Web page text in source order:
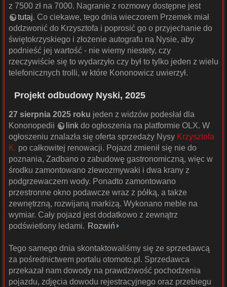
z 7500 zł na 7000. Nagranie z rozmowy dostępne jest
tutaj. Co ciekawe, tego dnia wieczorem Przemek miał
oddzwonić do Krzysztofa i poprosić go o przyjechanie do
świętokrzyskiego i złożenie autografu na Nysie, aby
podnieść jej wartość - nie wiemy niestety, czy
rzeczywiście się to wydarzyło czy był to tylko jeden z wielu
telefonicznych trolli, w które Kononowicz uwierzył.
Projekt odbudowy Nyski, 2025
27 sierpnia 2025 roku jeden z widzów podesłał dla
Kononopedii
link do ogłoszenia na platformie OLX. W
ogłoszeniu znalazła się oferta sprzedaży Nysy Krzysztofa
K. po całkowitej renowacji. Pojazd zmienił się nie do
poznania, Zadbano o zabudowę gastronomiczną, więc w
środku zamontowano zlewozmywaki i dwa krany z
podgrzewaczem wody. Ponadto zamontowano
przestronne okno podawcze wraz z półką, a także
zewnętrzną, rozwijaną markizą. Wykonano meble na
wymiar. Cały pojazd jest dodatkowo z zewnątrz
podświetlony ledami. Rozwiń
Tego samego dnia skontaktowaliśmy się ze sprzedawcą
za pośrednictwem portalu otomoto.pl. Sprzedawca
przekazał nam dowody na prawdziwość pochodzenia
pojazdu, zdjęcia dowodu rejestracyjnego oraz przebiegu